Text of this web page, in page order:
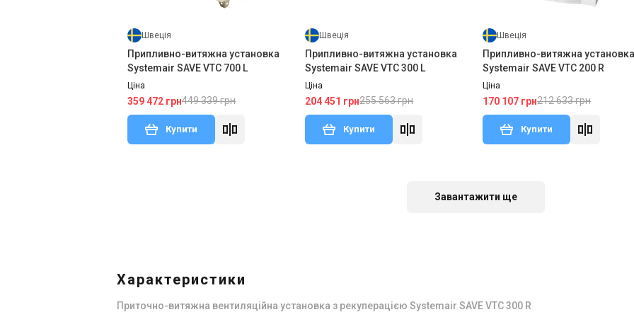
Швеція
Припливно-витяжна установка
Systemair SAVE VTC 700 L
Ціна
359 472 грн449 339 грн
Купити
Швеція
Припливно-витяжна установка
Systemair SAVE VTC 300 L
Ціна
204 451 грн255 563 грн
Купити
Швеція
Припливно-витяжна установка
Systemair SAVE VTC 200 R
Ціна
170 107 грн212 633 грн
Купити
АкціяЗавантажити ще
Характеристики
Приточно-витяжна вентиляційна установка з рекуперацією Systemair SAVE VTC 300 R